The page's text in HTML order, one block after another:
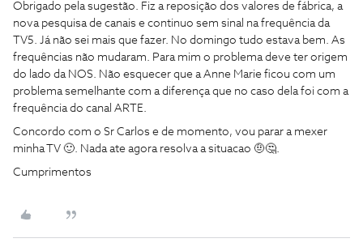
Obrigado pela sugestão. Fiz a reposição dos valores de fábrica, a
nova pesquisa de canais e continuo sem sinal na frequência da
TV5. Já não sei mais que fazer. No domingo tudo estava bem. As
frequências não mudaram. Para mim o problema deve ter origem
do lado da NOS. Não esquecer que a Anne Marie ficou com um
problema semelhante com a diferença que no caso dela foi com a
frequência do canal ARTE.
Concordo com o Sr Carlos e de momento, vou parar a mexer
minha TV 🙂. Nada ate agora resolva a situacao 🤨🤔.
Cumprimentos